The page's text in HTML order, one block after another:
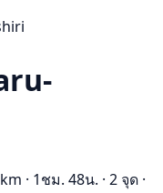
· 1ชม. 48น. · 2 จุด ·